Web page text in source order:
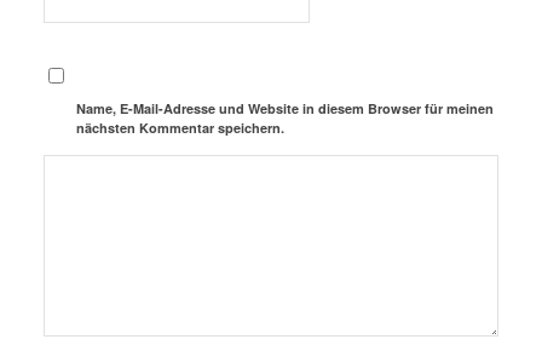
Name, E-Mail-Adresse und Website in diesem Browser für meinen
nächsten Kommentar speichern.